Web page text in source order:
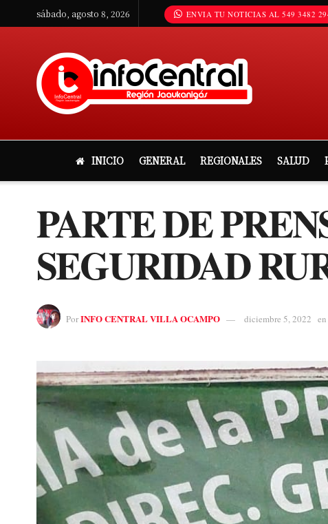
sábado, agosto 8, 2026 ENVIA TU NOTICIAS AL 549 3482
INICIO GENERAL REGIONALES SALUD
PARTE DE
SEGURIDAD
PorINFO CENTRAL VILLA OCAMPO diciembre 5, 2022 en